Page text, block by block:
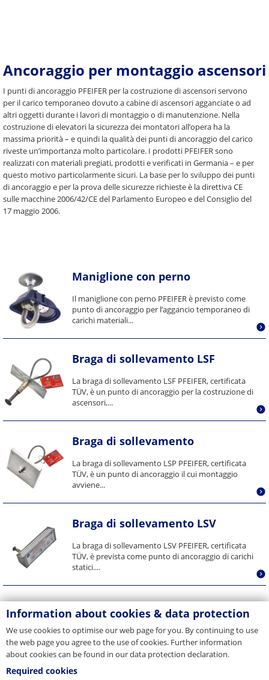
Ancoraggio per montaggio ascensori
I punti di ancoraggio PFEIFER per la costruzione di ascensori servono
per il carico temporaneo dovuto a cabine di ascensori agganciate o ad
altri oggetti durante i lavori di montaggio o di manutenzione. Nella
costruzione di elevatori la sicurezza dei montatori all’opera ha la
massima priorità – e quindi la qualità dei punti di ancoraggio del carico
riveste un’importanza molto particolare. I prodotti PFEIFER sono
realizzati con materiali pregiati, prodotti e verificati in Germania – e per
questo motivo particolarmente sicuri. La base per lo sviluppo dei punti
di ancoraggio e per la prova delle sicurezze richieste è la direttiva CE
sulle macchine 2006/42/CE del Parlamento Europeo e del Consiglio del
17 maggio 2006.
Maniglione con perno
Il maniglione con perno PFEIFER è previsto come
punto di ancoraggio per l’aggancio temporaneo di
carichi materiali...
Braga di sollevamento LSF
La braga di sollevamento LSF PFEIFER, certificata
TÜV, è un punto di ancoraggio per la costruzione di
ascensori,...
Braga di sollevamento
La braga di sollevamento LSP PFEIFER, certificata
TÜV, è un punto di ancoraggio il cui montaggio
avviene...
Braga di sollevamento LSV
La braga di sollevamento LSV PFEIFER, certificata
TÜV, è prevista come punto di ancoraggio di carichi
statici....
Braga di sollevamento LSG
La braga di sollevamento LSG PFEIFER, certificata
TÜV, è prevista per l’installazione successiva, lontana
dal...
Information about cookies & data protection
We use cookies to optimise our web page for you. By continuing to use
the web page you agree to the use of cookies. Further information
about cookies can be found in our data protection declaration.
Required cookies